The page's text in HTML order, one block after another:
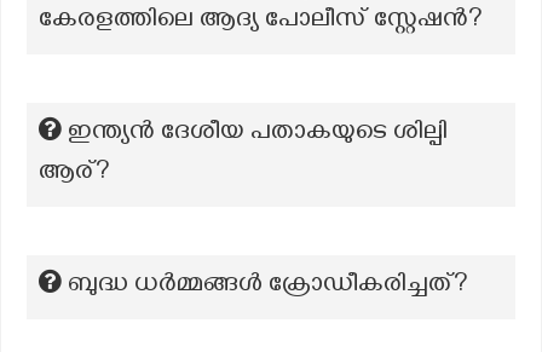
കേരളത്തിലെ ആദ്യ പോലീസ് സ്റ്റേഷന്‍?
ഇന്ത്യൻ ദേശീയ പതാകയുടെ ശില്പി
ആര്?
ബുദ്ധ ധർമ്മങ്ങൾ ക്രോഡീകരിച്ചത്?